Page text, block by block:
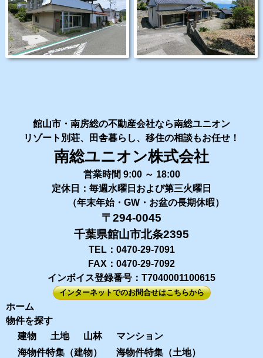
館山市・南房総の不動産会社なら南総ユニオン
リゾート別荘、田舎暮らし、移住の相談もお任せ！
南総ユニオン株式会社
営業時間 9:00 ～ 18:00
定休日：毎週水曜日および第三火曜日
（年末年始・GW・お盆の長期休暇）
〒294-0045
千葉県館山市北条2395
TEL：0470-29-7091
FAX：0470-29-7092
インボイス登録番号：T7040001100615
インターネットでのお問合せはこちらから
ホーム
物件を探す
建物
土地 山林
マンション
海物件特集（建物）
海物件特集（土地）